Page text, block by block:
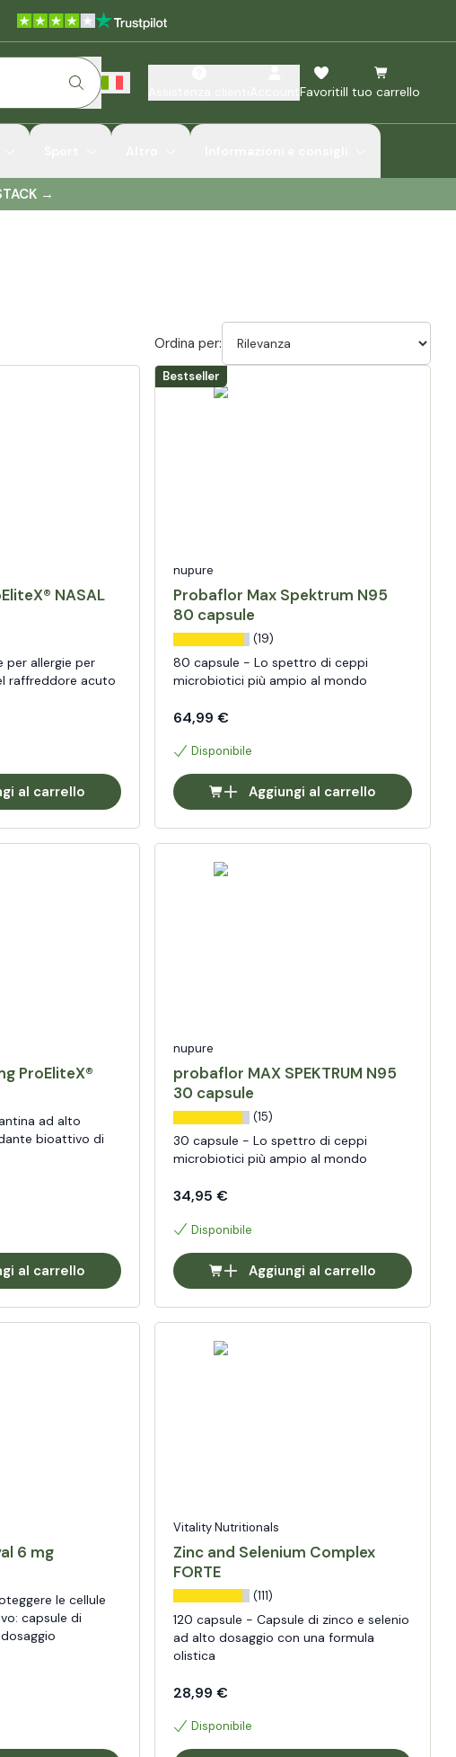
FavoritiIl tuo carrello
→
Ordina per:
NASAL
per allergie per
raffreddore acuto
al carrello
Bestseller
nupure
Probaflor Max Spektrum N95
80 capsule
(19)
80 capsule - Lo spettro di ceppi
microbiotici più ampio al mondo
64,99 €
Disponibile
Aggiungi al carrello
ProEliteX®
ad alto
bioattivo di
al carrello
nupure
probaflor MAX SPEKTRUM N95
30 capsule
(15)
30 capsule - Lo spettro di ceppi
microbiotici più ampio al mondo
34,95 €
Disponibile
Aggiungi al carrello
6 mg
le cellule
capsule di
Vitality Nutritionals
Zinc and Selenium Complex
FORTE
(111)
120 capsule - Capsule di zinco e selenio
ad alto dosaggio con una formula
olistica
28,99 €
Disponibile